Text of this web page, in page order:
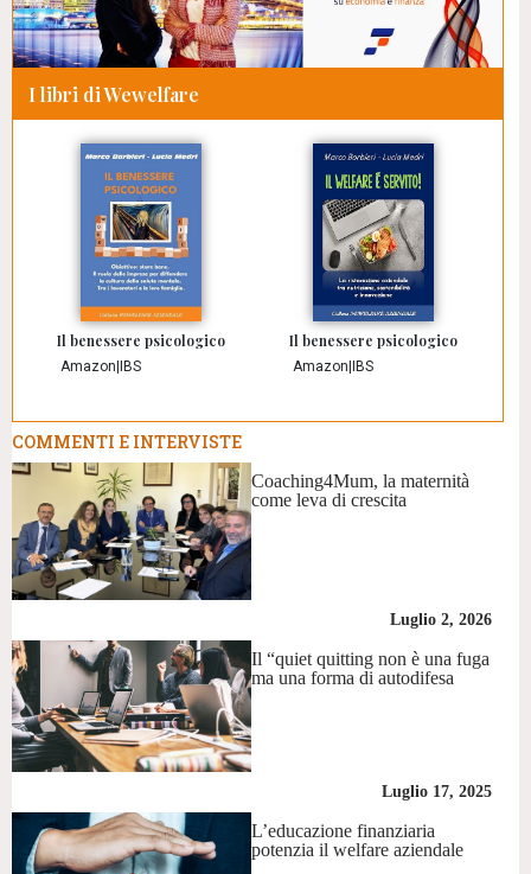
I libri di Wewelfare
Il benessere psicologico
Amazon IBS
Il benessere psicologico
Amazon IBS
COMMENTI E INTERVISTE
Coaching4Mum, la maternità
come leva di crescita
Luglio 2, 2026
Il “quiet quitting non è una fuga
ma una forma di autodifesa
Luglio 17, 2025
L’educazione finanziaria
potenzia il welfare aziendale